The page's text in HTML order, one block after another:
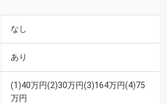
なし
あり
(1)40万円(2)30万円(3)164万円(4)75
万円